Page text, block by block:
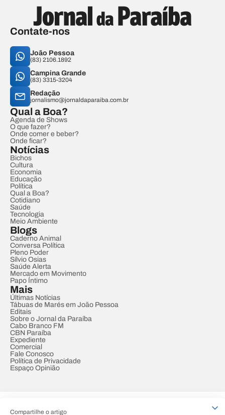
Compartilhe o artigo
Contate-nos
João Pessoa
(83) 2106.1892
Campina Grande
(83) 3315-3204
Redação
jornalismo@jornaldaparaiba.com.br
Qual a Boa?
Agenda de Shows
O que fazer?
Onde comer e beber?
Onde ficar?
Notícias
Bichos
Cultura
Economia
Educação
Política
Qual a Boa?
Cotidiano
Saúde
Tecnologia
Meio Ambiente
Blogs
Caderno Animal
Conversa Política
Pleno Poder
Sílvio Osias
Saúde Alerta
Mercado em Movimento
Papo Íntimo
Mais
Últimas Notícias
Tábuas de Marés em João Pessoa
Editais
Sobre o Jornal da Paraíba
Cabo Branco FM
CBN Paraíba
Expediente
Comercial
Fale Conosco
Política de Privacidade
Espaço Opinião